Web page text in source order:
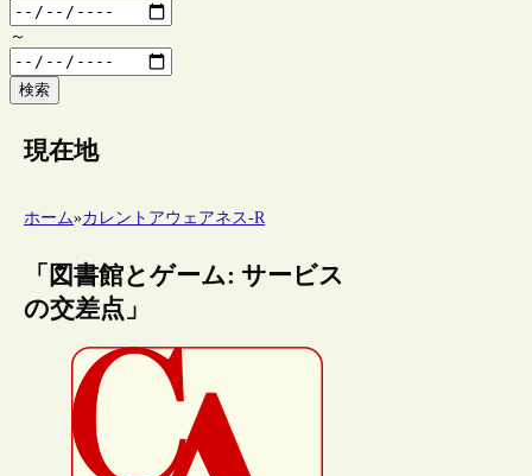
～
検索
現在地
ホーム»カレントアウェアネス-R
「図書館とゲーム: サービス
の交差点」